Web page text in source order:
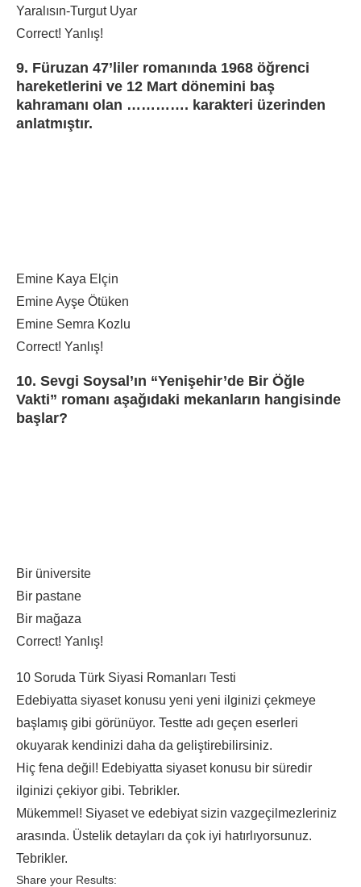
Yaralısın-Turgut Uyar
Correct! Yanlış!
9. Füruzan 47’liler romanında 1968 öğrenci
hareketlerini ve 12 Mart dönemini baş
kahramanı olan …………. karakteri üzerinden
anlatmıştır.
Emine Kaya Elçin
Emine Ayşe Ötüken
Emine Semra Kozlu
Correct! Yanlış!
10. Sevgi Soysal’ın “Yenişehir’de Bir Öğle
Vakti” romanı aşağıdaki mekanların hangisinde
başlar?
Bir üniversite
Bir pastane
Bir mağaza
Correct! Yanlış!
10 Soruda Türk Siyasi Romanları Testi
Edebiyatta siyaset konusu yeni yeni ilginizi çekmeye
başlamış gibi görünüyor. Testte adı geçen eserleri
okuyarak kendinizi daha da geliştirebilirsiniz.
Hiç fena değil! Edebiyatta siyaset konusu bir süredir
ilginizi çekiyor gibi. Tebrikler.
Mükemmel! Siyaset ve edebiyat sizin vazgeçilmezleriniz
arasında. Üstelik detayları da çok iyi hatırlıyorsunuz.
Tebrikler.
Share your Results: